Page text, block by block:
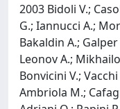
2003 Bidoli V.;
G.; Iannucci A.;
Bakaldin A.;
Leonov A.;
Bonvicini V.;
Ambriola M.;